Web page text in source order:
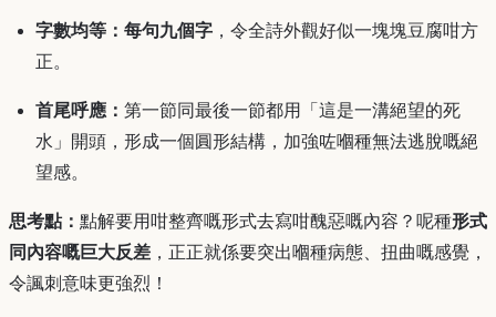
字數均等： 每句九個字 ，令全詩外觀好似一塊塊豆腐咁方
正。
首尾呼應： 第一節同最後一節都用「這是一溝絕望的死
水」開頭，形成一個圓形結構，加強咗嗰種無法逃脫嘅絕
望感。
思考點： 點解要用咁整齊嘅形式去寫咁醜惡嘅內容？呢種形式
同內容嘅巨大反差 ，正正就係要突出嗰種病態、扭曲嘅感覺，
令諷刺意味更強烈！